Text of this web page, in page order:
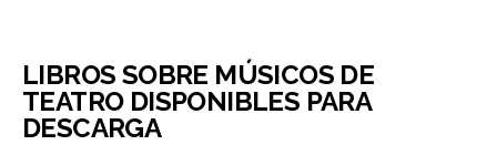
LIBROS SOBRE MÚSICOS DE
TEATRO DISPONIBLES PARA
DESCARGA